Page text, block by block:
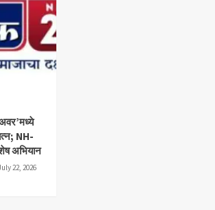
NH-
अभियान
22, 2026